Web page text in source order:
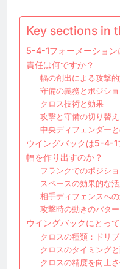
Key sections in
5-4-1フォーメーション
責任は何ですか？
幅の創出による攻撃
守備の義務とポジシ
クロス技術と効果
攻撃と守備の切り替え
中央ディフェンダー
ウイングバックは5-4-1
幅を作り出すのか？
フランクでのポジシ
スペースの効果的な
相手ディフェンスへ
攻撃時の動きのパタ
ウイングバックにとっ
クロスの種類：ドリ
クロスのタイミング
クロスの精度を向上